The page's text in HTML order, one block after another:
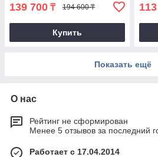
139 700 ₸ 194 600 ₸
Купить
Показать ещё
О нас
Рейтинг не сформирован
Менее 5 отзывов за последний
Работает с 17.04.2014